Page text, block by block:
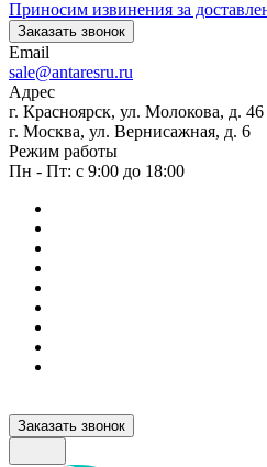
Приносим извинения за
Заказать звонок
Email
sale@antaresru.ru
Адрес
г. Красноярск, ул. Молокова, д. 46
г. Москва, ул. Вернисажная, д. 6
Режим работы
Пн - Пт: с 9:00 до 18:00
Заказать звонок